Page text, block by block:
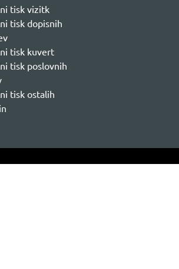
tisk vizitk
tisk dopisnih
tisk kuvert
tisk poslovnih
tisk ostalih